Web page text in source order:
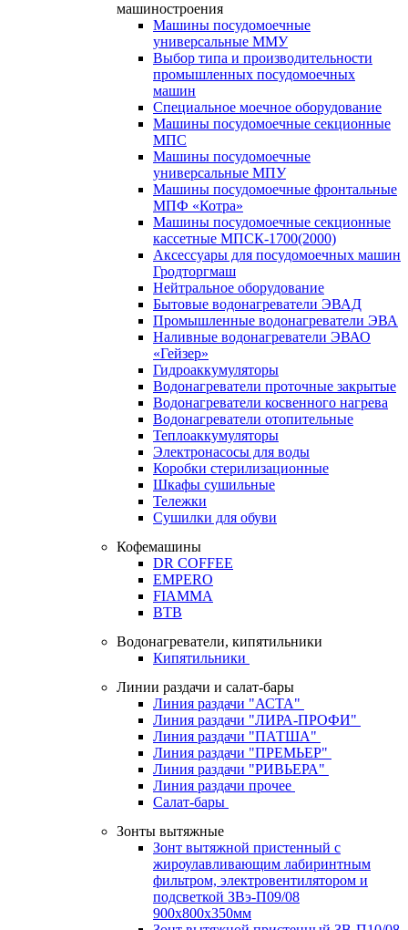
машиностроения
Машины посудомоечные
универсальные ММУ
Выбор типа и производительности
промышленных посудомоечных
машин
Специальное моечное оборудование
Машины посудомоечные секционные
МПС
Машины посудомоечные
универсальные МПУ
Машины посудомоечные фронтальные
МПФ «Котра»
Машины посудомоечные секционные
кассетные МПСК-1700(2000)
Аксессуары для посудомоечных машин
Гродторгмаш
Нейтральное оборудование
Бытовые водонагреватели ЭВАД
Промышленные водонагреватели ЭВА
Наливные водонагреватели ЭВАО
«Гейзер»
Гидроаккумуляторы
Водонагреватели проточные закрытые
Водонагреватели косвенного нагрева
Водонагреватели отопительные
Теплоаккумуляторы
Электронасосы для воды
Коробки стерилизационные
Шкафы сушильные
Тележки
Сушилки для обуви
Кофемашины
DR COFFEE
EMPERO
FIAMMA
BTB
Водонагреватели, кипятильники
Кипятильники
Линии раздачи и салат-бары
Линия раздачи "АСТА"
Линия раздачи "ЛИРА-ПРОФИ"
Линия раздачи "ПАТША"
Линия раздачи "ПРЕМЬЕР"
Линия раздачи "РИВЬЕРА"
Линия раздачи прочее
Салат-бары
Зонты вытяжные
Зонт вытяжной пристенный с
жироулавливающим лабиринтным
фильтром, электровентилятором и
подсветкой ЗВэ-П09/08
900х800х350мм